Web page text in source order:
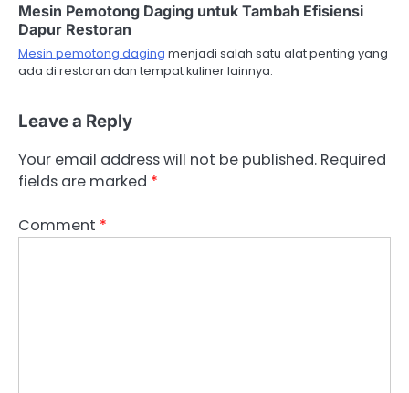
Mesin Pemotong Daging untuk Tambah Efisiensi
Dapur Restoran
Mesin pemotong daging menjadi salah satu alat penting yang
ada di restoran dan tempat kuliner lainnya.
Leave a Reply
Your email address will not be published. Required
fields are marked *
Comment *